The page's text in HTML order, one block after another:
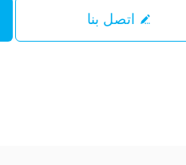
اتصل بنا